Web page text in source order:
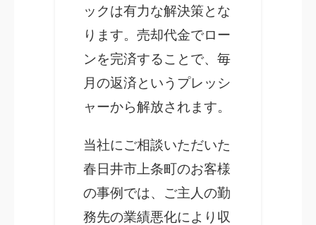
ックは有力な解決策とな
ります。売却代金でロー
ンを完済することで、毎
月の返済というプレッシ
ャーから解放されます。
当社にご相談いただいた
春日井市上条町のお客様
の事例では、ご主人の勤
務先の業績悪化により収